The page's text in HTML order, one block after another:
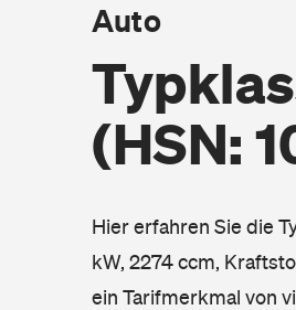
(HSN:
Auto
Hier erfahren Sie die
kW, 2274 ccm,
ein Tarifmerkmal von